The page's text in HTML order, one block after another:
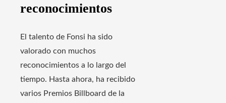
reconocimientos
El talento de Fonsi ha sido
valorado con muchos
reconocimientos a lo largo del
tiempo. Hasta ahora, ha recibido
varios Premios Billboard de la